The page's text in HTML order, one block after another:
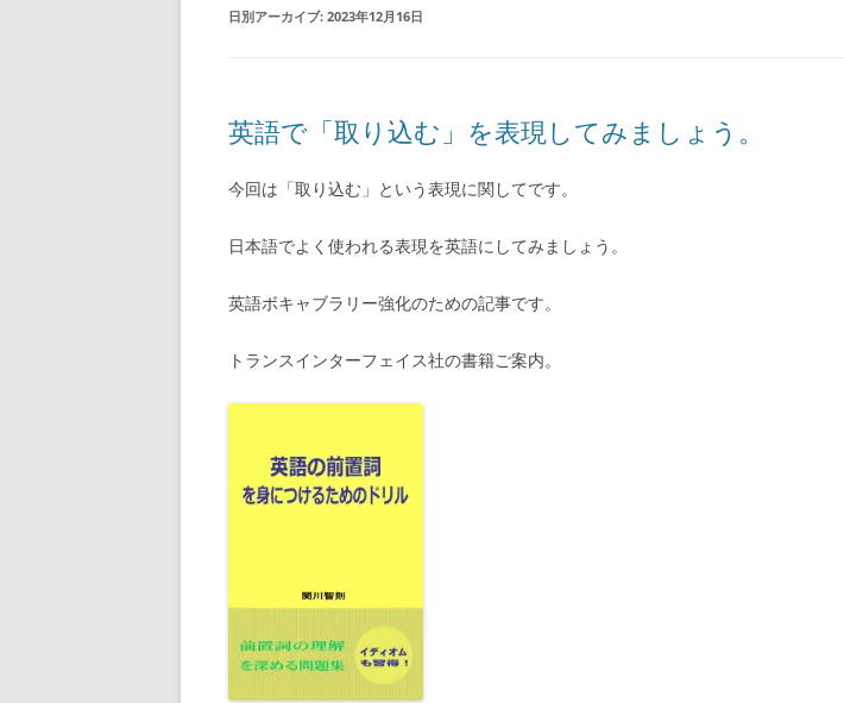
日別アーカイブ: 2023年12月16日
英語で「取り込む」を表現してみましょう。
今回は「取り込む」という表現に関してです。
日本語でよく使われる表現を英語にしてみましょう。
英語ボキャブラリー強化のための記事です。
トランスインターフェイス社の書籍ご案内。